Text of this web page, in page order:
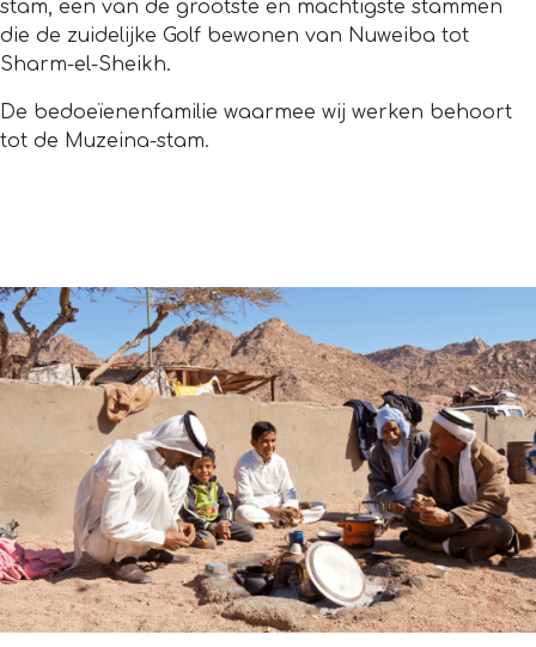
stam, een van de grootste en machtigste stammen
die de zuidelijke Golf bewonen van Nuweiba tot
Sharm-el-Sheikh.
De bedoeïenenfamilie waarmee wij werken behoort
tot de Muzeina-stam.